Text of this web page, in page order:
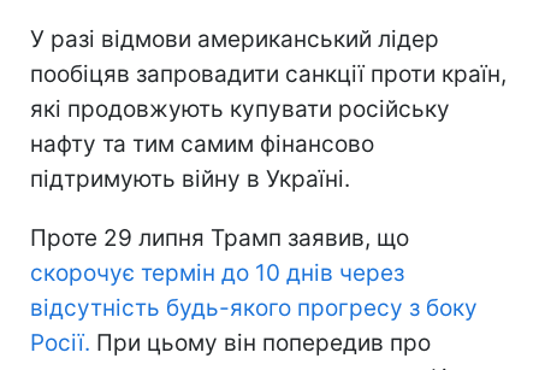
У разі відмови американський лідер
пообіцяв запровадити санкції проти країн,
які продовжують купувати російську
нафту та тим самим фінансово
підтримують війну в Україні.
Проте 29 липня Трамп заявив, що
скорочує термін до 10 днів через
відсутність будь-якого прогресу з боку
Росії. При цьому він попередив про